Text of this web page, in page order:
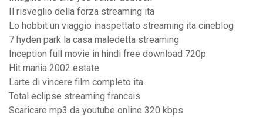
Il risveglio della forza streaming ita
Lo hobbit un viaggio inaspettato streaming ita cineblog
7 hyden park la casa maledetta streaming
Inception full movie in hindi free download 720p
Hit mania 2002 estate
Larte di vincere film completo ita
Total eclipse streaming francais
Scaricare mp3 da youtube online 320 kbps